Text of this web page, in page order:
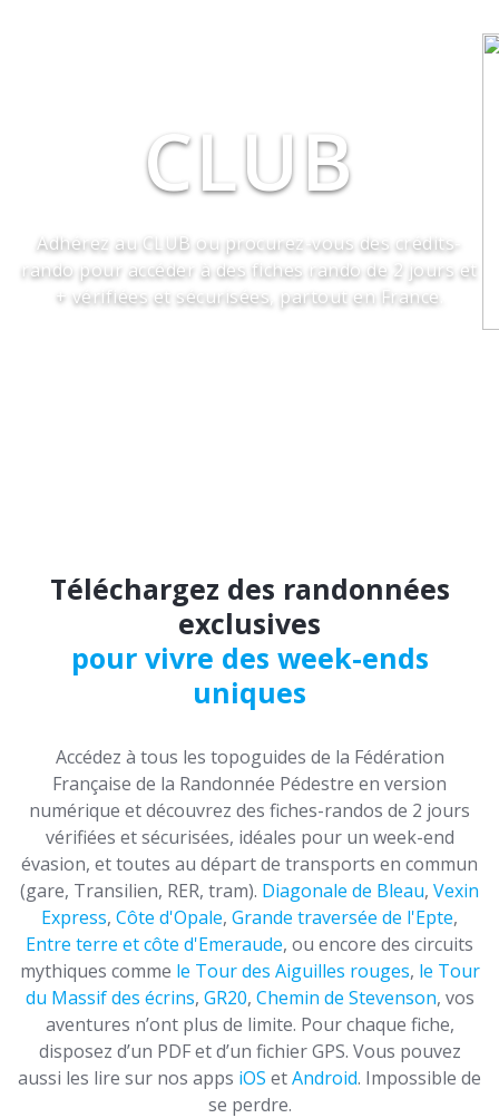
CLUB
Adhérez au CLUB ou procurez-vous des crédits-
rando pour accéder à des fiches rando de 2 jours et
+ vérifiées et sécurisées, partout en France.
Téléchargez des randonnées
exclusives
pour vivre des week-ends
uniques
Accédez à tous les topoguides de la Fédération
Française de la Randonnée Pédestre en version
numérique et découvrez des fiches-randos de 2 jours
vérifiées et sécurisées, idéales pour un week-end
évasion, et toutes au départ de transports en commun
(gare, Transilien, RER, tram). Diagonale de Bleau, Vexin
Express, Côte d'Opale, Grande traversée de l'Epte,
Entre terre et côte d'Emeraude, ou encore des circuits
mythiques comme le Tour des Aiguilles rouges, le Tour
du Massif des écrins, GR20, Chemin de Stevenson, vos
aventures n’ont plus de limite. Pour chaque fiche,
disposez d’un PDF et d’un fichier GPS. Vous pouvez
aussi les lire sur nos apps iOS etAndroid. Impossible de
se perdre.